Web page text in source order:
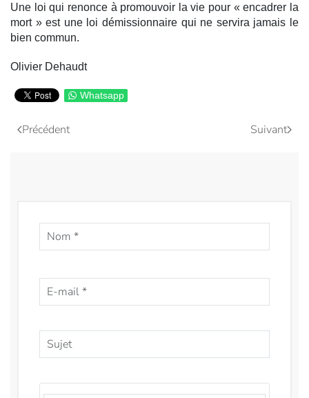
Une loi qui renonce à promouvoir la vie pour « encadrer la
mort » est une loi démissionnaire qui ne servira jamais le
bien commun.
Olivier Dehaudt
Whatsapp
Précédent Suivant